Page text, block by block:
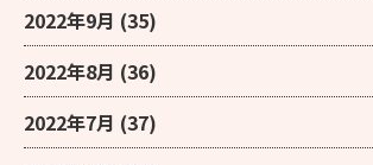
2022年9月 (35)
2022年8月 (36)
2022年7月 (37)